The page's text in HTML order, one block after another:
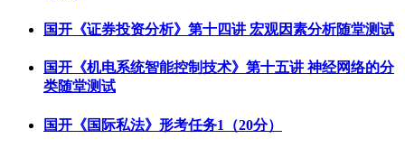
国开《证券投资分析》第十四讲 宏观因素分析随堂测试
国开《机电系统智能控制技术》第十五讲 神经网络的分
类随堂测试
国开《国际私法》形考任务1（20分）